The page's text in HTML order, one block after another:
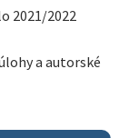
2021/2022
a autorské